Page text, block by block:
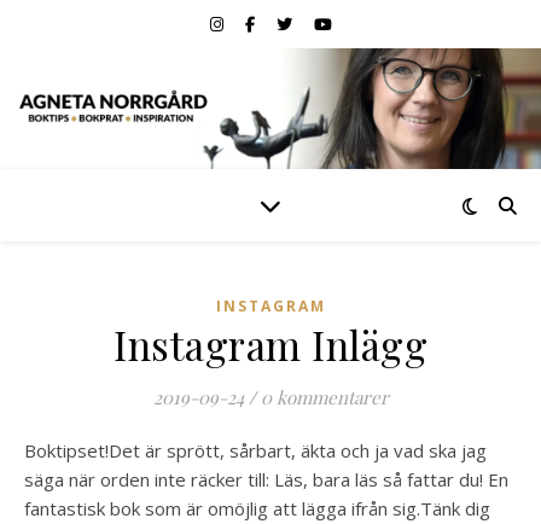
INSTAGRAM
Instagram Inlägg
2019-09-24 / 0 kommentarer
Boktipset!Det är sprött, sårbart, äkta och ja vad ska jag
säga när orden inte räcker till: Läs, bara läs så fattar du! En
fantastisk bok som är omöjlig att lägga ifrån sig.Tänk dig